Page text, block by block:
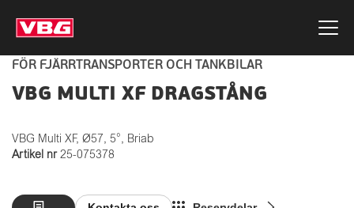
FÖR FJÄRRTRANSPORTER OCH TANKBILAR
VBG MULTI XF DRAGSTÅNG
VBG Multi XF, Ø57, 5°, Briab
Artikel nr 25-075378